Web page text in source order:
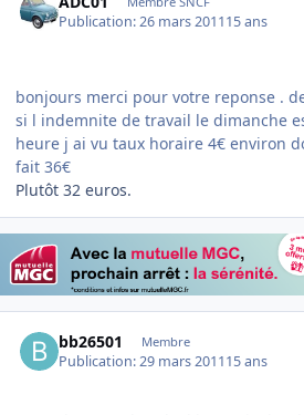
Publication:26 mars 201115 ans
bonjours merci pour votre reponse .
si l indemnite de travail le dimanche
heure j ai vu taux horaire 4€ environ
fait 36€
Plutôt 32 euros.
bb26501 Membre
Publication:29 mars 201115 ans